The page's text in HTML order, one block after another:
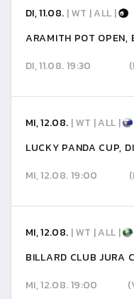
DI, 11.08. | WT | ALL |
ARAMITH POT OPEN,
DI, 11.08. 19:30
MI, 12.08. | WT | ALL |
LUCKY PANDA CUP,
MI, 12.08. 19:00
MI, 12.08. | WT | ALL |
BILLARD CLUB JURA
MI, 12.08. 19:00